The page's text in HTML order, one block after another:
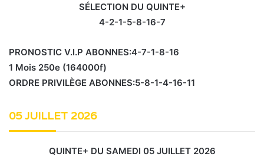
SÉLECTION DU QUINTE+
4-2-1-5-8-16-7
PRONOSTIC V.I.P ABONNES:4-7-1-8-16
1 Mois 250e (164000f)
ORDRE PRIVILÈGE ABONNES:5-8-1-4-16-11
05 JUILLET 2026
QUINTE+ DU SAMEDI 05 JUILLET 2026